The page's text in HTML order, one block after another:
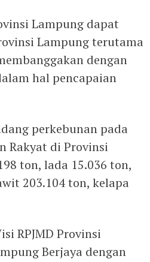
Lampung dapat
Lampung terutama
dengan
hal pencapaian
perkebunan pada
Rakyat di Provinsi
ton, lada 15.036 ton,
203.104 ton, kelapa
RPJMD Provinsi
Berjaya dengan